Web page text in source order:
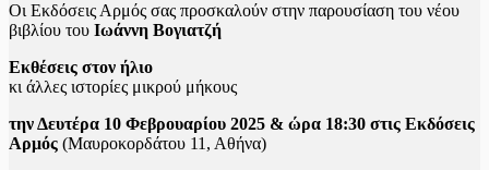
Oι Εκδόσεις Αρμός σας προσκαλούν στην παρουσίαση του νέου
βιβλίου του Ιωάννη Βογιατζή
Εκθέσεις στον ήλιο
κι άλλες ιστορίες μικρού μήκους
την Δευτέρα 10 Φεβρουαρίου 2025 & ώρα 18:30 στις Εκδόσεις
Αρμός (Μαυροκορδάτου 11, Αθήνα)